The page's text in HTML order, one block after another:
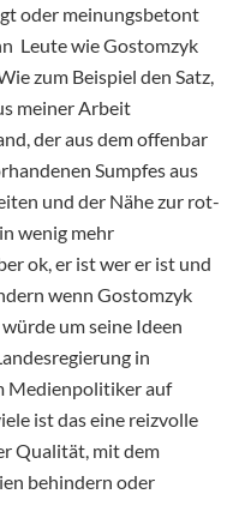
oder meinungsbetont
Leute wie Gostomzyk
zum Beispiel den Satz,
meiner Arbeit
der aus dem offenbar
Sumpfes aus
und der Nähe zur rot-
wenig mehr
ok, er ist wer er ist und
wenn Gostomzyk
um seine Ideen
in
Medienpolitiker auf
ist das eine reizvolle
Qualität, mit dem
behindern oder